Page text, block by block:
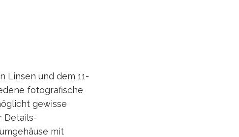
Linsen und dem 11-
fotografische
gewisse
Details-
mit